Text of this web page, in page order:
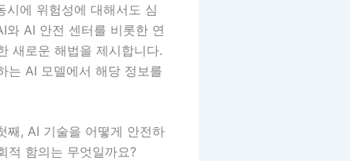
시에 위험성에 대해서도 심
와 AI 안전 센터를 비롯한 연
새로운 해법을 제시합니다.
는 AI 모델에서 해당 정보를
째, AI 기술을 어떻게 안전하
적 함의는 무엇일까요?